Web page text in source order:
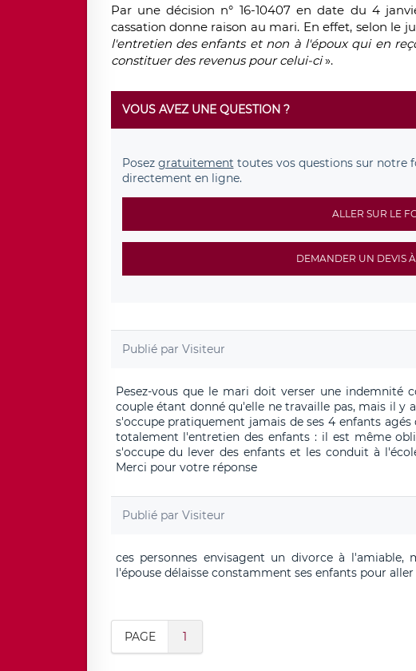
Par une décision n° 16-10407 en date du 4
cassation donne raison au mari. En effet, selon le
l'entretien des enfants et non à l'époux qui en
constituer des revenus pour celui-ci».
VOUS AVEZ UNE QUESTION ?
Posez gratuitement toutes vos questions sur notre
directement en ligne.
ALLER SUR LE
DEMANDER UN DEVIS
Publié par Visiteur
Pesez-vous que le mari doit verser une indemnité
couple étant donné qu'elle ne travaille pas, mais il y
s'occupe pratiquement jamais de ses 4 enfants
totalement l'entretien des enfants : il est même
s'occupe du lever des enfants et les conduit à
Merci pour votre réponse
Publié par Visiteur
ces personnes envisagent un divorce à
l'épouse délaisse constamment ses enfants pour
PAGE 1